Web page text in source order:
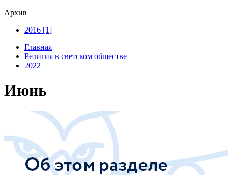
Архив
2016 [1]
Главная
Религия в светском обществе
2022
Июнь